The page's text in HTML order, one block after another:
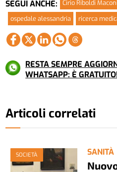
SEGUI ANCHE: Cirio Riboldi Maconi
ospedale alessandria
ricerca
RESTA SEMPRE
WHATSAPP: È
Articoli correlati
SOCIETÀ SANITÀ